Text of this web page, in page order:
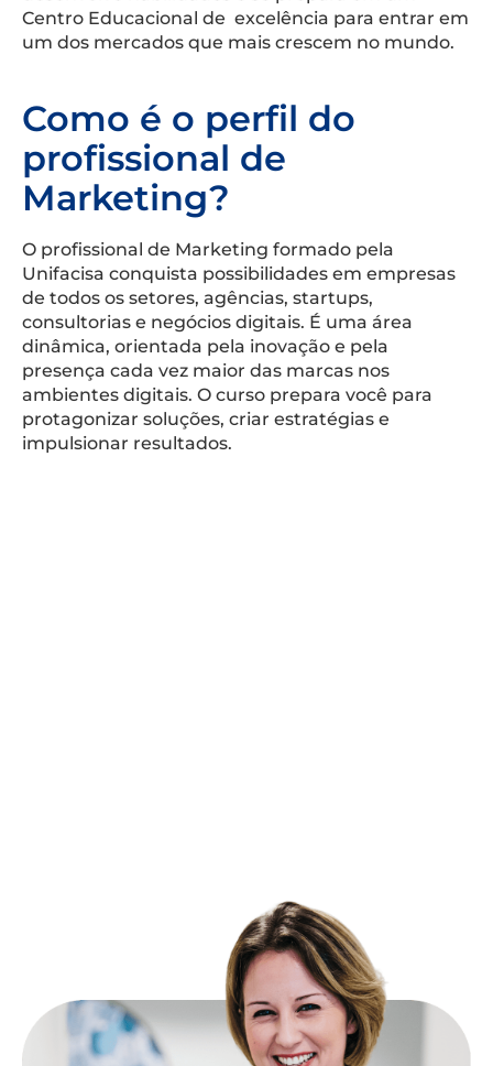
Centro Educacional de excelência para entrar em
um dos mercados que mais crescem no mundo.
Como é o perfil do
profissional de
Marketing?
O profissional de Marketing formado pela
Unifacisa conquista possibilidades em empresas
de todos os setores, agências, startups,
consultorias e negócios digitais. É uma área
dinâmica, orientada pela inovação e pela
presença cada vez maior das marcas nos
ambientes digitais. O curso prepara você para
protagonizar soluções, criar estratégias e
impulsionar resultados.